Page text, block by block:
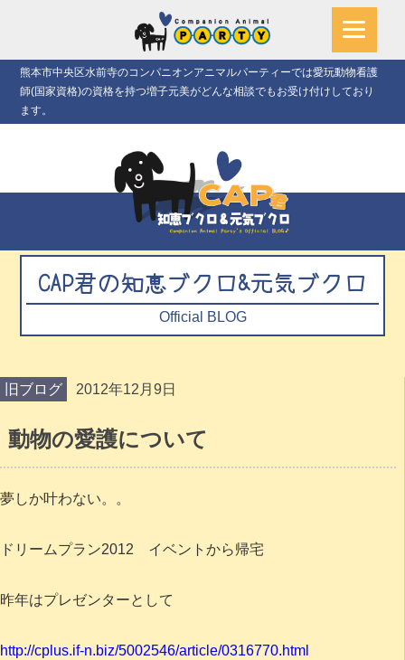
熊本市中央区水前寺のコンパニオンアニマルパーティーでは愛玩動物看護
師(国家資格)の資格を持つ増子元美がどんな相談でもお受け付けしており
ます。
CAP君の知恵ブクロ&元気ブクロ
Official BLOG
旧ブログ 2012年12月9日
動物の愛護について
夢しか叶わない。。
ドリームプラン2012 イベントから帰宅
昨年はプレゼンターとして
http://cplus.if-n.biz/5002546/article/0316770.html